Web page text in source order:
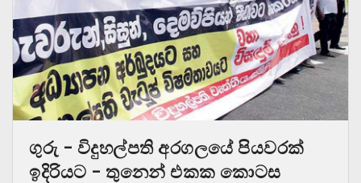
ගුරු – විදුහල්පති අරගලයේ පියවරක්
ඉදිරියට – තුනෙන් එකක කොටස